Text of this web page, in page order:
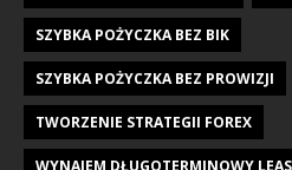
SZYBKA POŻYCZKA BEZ BIK
SZYBKA POŻYCZKA BEZ PROWIZJI
TWORZENIE STRATEGII FOREX
WYNAJEM DŁUGOTERMINOWY